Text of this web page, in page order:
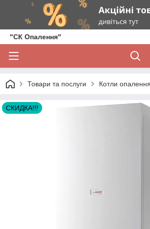
"СК Опалення"
Товари та послуги Котли опалення
СКИДКА!!!